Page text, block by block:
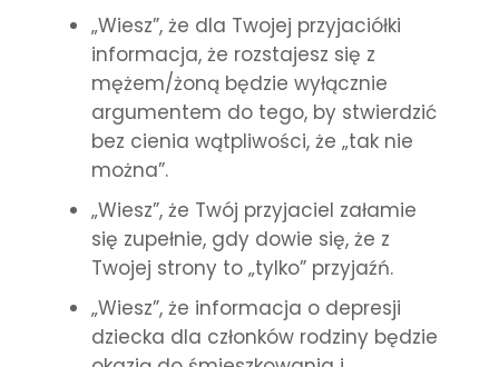
„Wiesz”, że dla Twojej przyjaciółki
informacja, że rozstajesz się z
mężem/żoną będzie wyłącznie
argumentem do tego, by stwierdzić
bez cienia wątpliwości, że „tak nie
można”.
„Wiesz”, że Twój przyjaciel załamie
się zupełnie, gdy dowie się, że z
Twojej strony to „tylko” przyjaźń.
„Wiesz”, że informacja o depresji
dziecka dla członków rodziny będzie